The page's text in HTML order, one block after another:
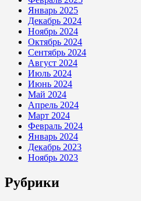
Январь 2025
Декабрь 2024
Ноябрь 2024
Октябрь 2024
Сентябрь 2024
Август 2024
Июль 2024
Июнь 2024
Май 2024
Апрель 2024
Март 2024
Февраль 2024
Январь 2024
Декабрь 2023
Ноябрь 2023
Рубрики